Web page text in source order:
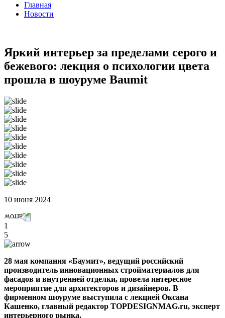
Главная
Новости
Яркий интерьер за пределами серого и
бежевого: лекция о психологии цвета
прошла в шоуруме Baumit
10 июня 2024
1
5
28 мая компания «Баумит», ведущий российский
производитель инновационных стройматериалов для
фасадов и внутренней отделки, провела интересное
мероприятие для архитекторов и дизайнеров. В
фирменном шоуруме выступила с лекцией Оксана
Кашенко, главный редактор TOPDESIGNMAG.ru, эксперт
интерьерного рынка.